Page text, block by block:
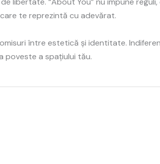
te reprezintă cu adevărat.
între estetică și identitate.
poveste a spațiului tău.